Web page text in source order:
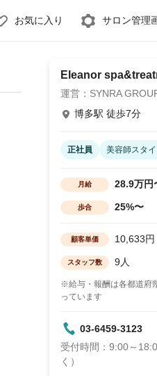
お気に入り サロン管理
Eleanor
運営：SYNRA
博多駅 徒歩7分
正社員 美容師スタイ
月給 28.9万円
歩合 25%〜
顧客単価 10,633円
スタッフ数 9人
※給与・報酬は各都道府
っています
03-6459-3123
受付時間：9:00～
く）